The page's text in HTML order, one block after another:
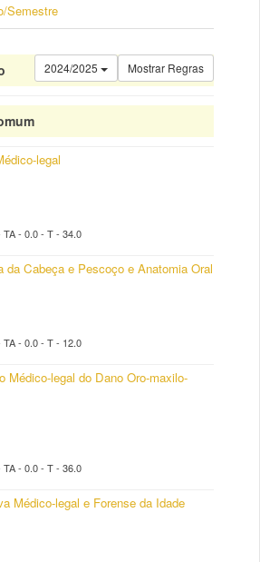
Semestre
Mostrar Regras
2024/2025
legal
TA - 0.0 - T - 34.0
da Cabeça e Pescoço e Anatomia Oral
TA - 0.0 - T - 12.0
Médico-legal do Dano Oro-maxilo-
TA - 0.0 - T - 36.0
Médico-legal e Forense da Idade